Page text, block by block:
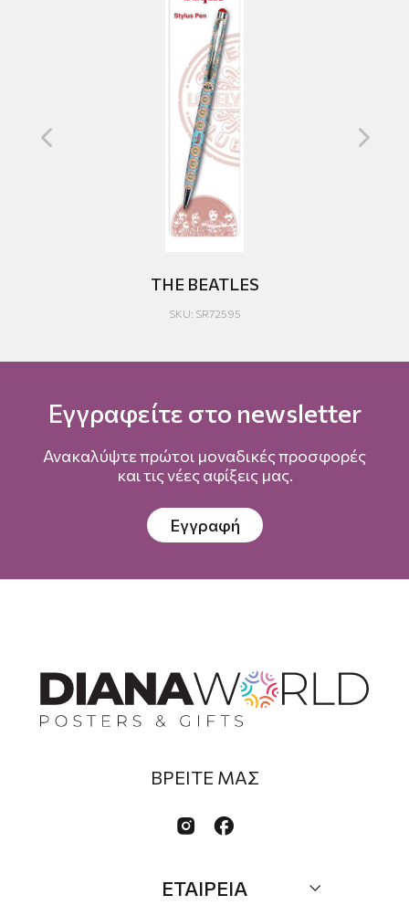
THE BEATLES
SKU: SR72595
Εγγραφείτε στο newsletter
Ανακαλύψτε πρώτοι μοναδικές προσφορές
και τις νέες αφίξεις μας.
Εγγραφή
ΒΡΕΙΤΕ ΜΑΣ
 
ΕΤΑΙΡΕΙΑ